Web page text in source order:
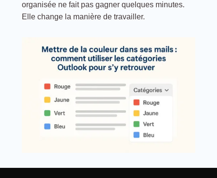
organisée ne fait pas gagner quelques minutes.
Elle change la manière de travailler.